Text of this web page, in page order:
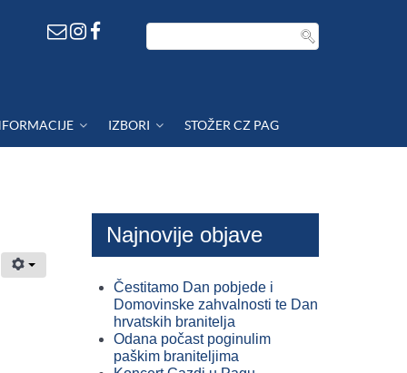
IZBORI STOŽER CZ PAG
Najnovije objave
Čestitamo Dan pobjede i
Domovinske zahvalnosti te Dan
hrvatskih branitelja
Odana počast poginulim
paškim braniteljima